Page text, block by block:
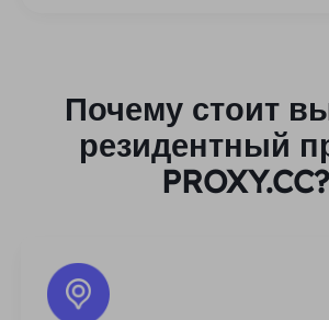
Почему стоит
резидентный
PROXY.CC?